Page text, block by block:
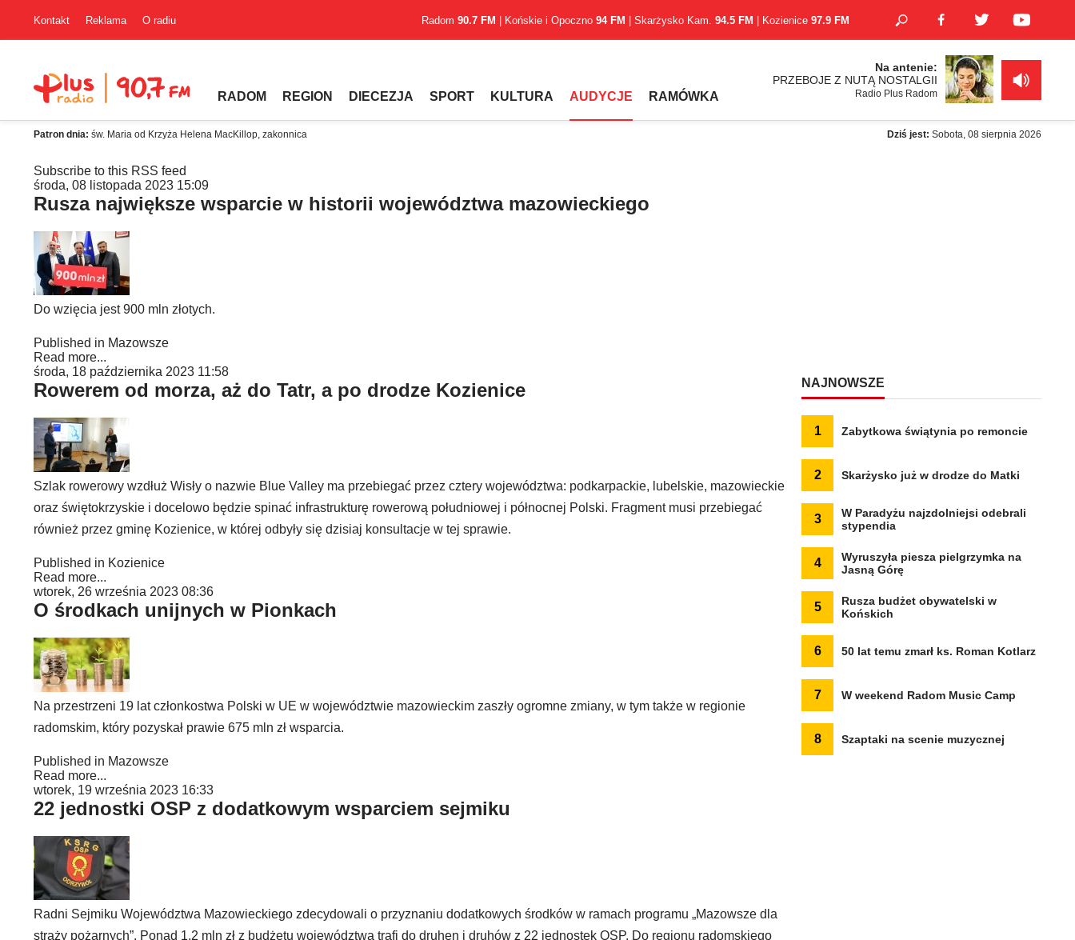
Kontakt Reklama O radiu Radom 90.7 FM | Końskie i Opoczno 94 FM | Skarżysko Kam. 94.5 FM | Kozienice 97.9 FM
RADOM REGION DIECEZJA SPORT KULTURA AUDYCJE RAMÓWKA
Na antenie:
PRZEBOJE Z NUTĄ NOSTALGII
Radio Plus Radom
Patron dnia: św. Maria od Krzyża Helena MacKillop, zakonnica Dziś jest: Sobota, 08 sierpnia 2026
Subscribe to this RSS feed
środa, 08 listopada 2023 15:09
Rusza największe wsparcie w historii województwa mazowieckiego
Do wzięcia jest 900 mln złotych.
Published in Mazowsze
Read more...
środa, 18 października 2023 11:58
Rowerem od morza, aż do Tatr, a po drodze Kozienice
Szlak rowerowy wzdłuż Wisły o nazwie Blue Valley ma przebiegać przez cztery województwa: podkarpackie, lubelskie, mazowieckie
oraz świętokrzyskie i docelowo będzie spinać infrastrukturę rowerową południowej i północnej Polski. Fragment musi przebiegać
również przez gminę Kozienice, w której odbyły się dzisiaj konsultacje w tej sprawie.
Published in Kozienice
Read more...
wtorek, 26 września 2023 08:36
O środkach unijnych w Pionkach
Na przestrzeni 19 lat członkostwa Polski w UE w województwie mazowieckim zaszły ogromne zmiany, w tym także w regionie
radomskim, który pozyskał prawie 675 mln zł wsparcia.
Published in Mazowsze
Read more...
wtorek, 19 września 2023 16:33
22 jednostki OSP z dodatkowym wsparciem sejmiku
Radni Sejmiku Województwa Mazowieckiego zdecydowali o przyznaniu dodatkowych środków w ramach programu „Mazowsze dla
straży pożarnych”. Ponad 1,2 mln zł z budżetu województwa trafi do druhen i druhów z 22 jednostek OSP. Do regionu radomskiego
NAJNOWSZE
1 Zabytkowa świątynia po remoncie
2 Skarżysko już w drodze do Matki
3
W Paradyżu najzdolniejsi odebrali
stypendia
4
Wyruszyła piesza pielgrzymka na
Jasną Górę
5
Rusza budżet obywatelski w
Końskich
6 50 lat temu zmarł ks. Roman Kotlarz
7 W weekend Radom Music Camp
8 Szaptaki na scenie muzycznej